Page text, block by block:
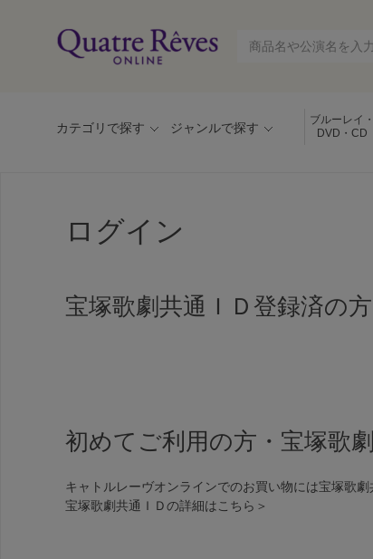
カテゴリで探す ジャンルで探す
ブルーレイ・
DVD・CD
ログイン
宝塚歌劇共通ＩＤ登録済の方
初めてご利用の方・宝塚歌
キャトルレーヴオンラインでのお買い物には宝塚歌劇
宝塚歌劇共通ＩＤの詳細は こちら＞